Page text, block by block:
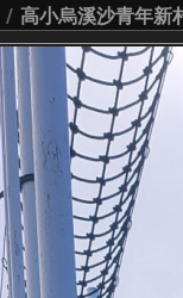
/ 高小烏溪沙青年新